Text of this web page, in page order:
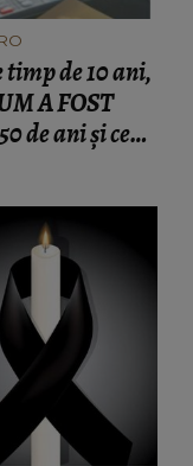
de 10 ani,
A FOST
de ani și ce